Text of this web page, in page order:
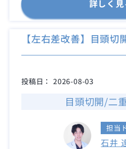
詳しく見
【左右差改善】目頭
投稿日： 2026-08-03
目頭切開/二
担当
石井